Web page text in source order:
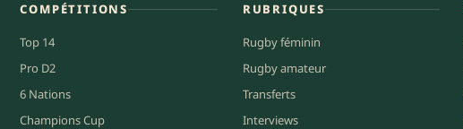
COMPÉTITIONS
Top 14
Pro D2
6 Nations
Champions Cup
RUBRIQUES
Rugby féminin
Rugby amateur
Transferts
Interviews